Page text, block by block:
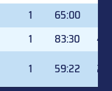
GP TOI
1 65:00
1 83:30
1 59:22